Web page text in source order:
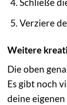
Schließe
Verziere
Weitere
Die oben
Es gibt noch
deine